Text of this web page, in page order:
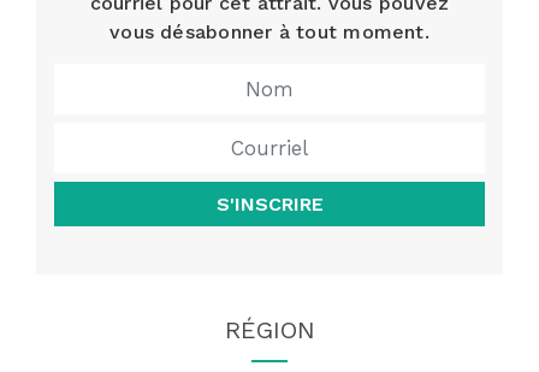
vous désabonner à tout moment.
S'INSCRIRE
RÉGION